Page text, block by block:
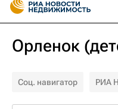
Орленок
Соц. навигатор РИА